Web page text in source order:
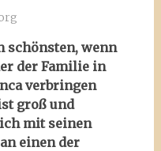
schönsten, wenn
der Familie in
verbringen
groß und
mit seinen
einen der